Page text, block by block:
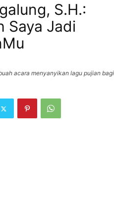
S.H.:
Saya Jadi
acara menyanyikan lagu pujian bagi